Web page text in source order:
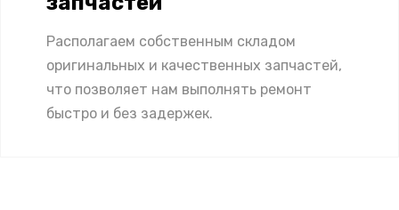
Располагаем собственным складом
оригинальных и качественных запчастей,
что позволяет нам выполнять ремонт
быстро и без задержек.